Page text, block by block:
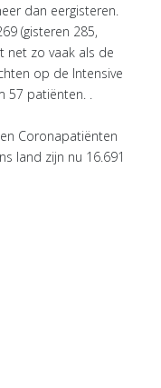
dan eergisteren.
(gisteren 285,
net zo vaak als de
op de Intensive
patiënten. .
Coronapatiënten
land zijn nu 16.691